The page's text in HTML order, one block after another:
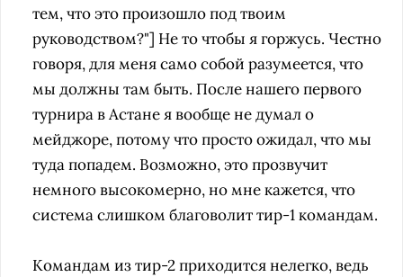
тем, что это произошло под твоим
руководством?"] Не то чтобы я горжусь. Честно
говоря, для меня само собой разумеется, что
мы должны там быть. После нашего первого
турнира в Астане я вообще не думал о
мейджоре, потому что просто ожидал, что мы
туда попадем. Возможно, это прозвучит
немного высокомерно, но мне кажется, что
система слишком благоволит тир-1 командам.
Командам из тир-2 приходится нелегко, ведь